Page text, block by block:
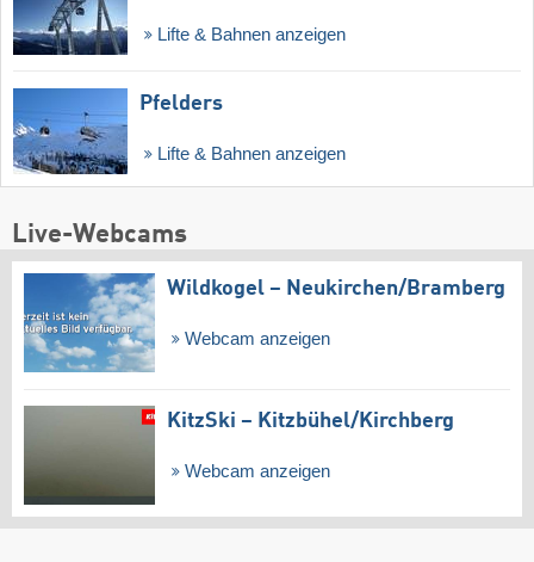
Lifte & Bahnen anzeigen
Pfelders
Lifte & Bahnen anzeigen
Live-Webcams
Wildkogel – Neukirchen/​Bramberg
Webcam anzeigen
KitzSki – Kitzbühel/​Kirchberg
Webcam anzeigen